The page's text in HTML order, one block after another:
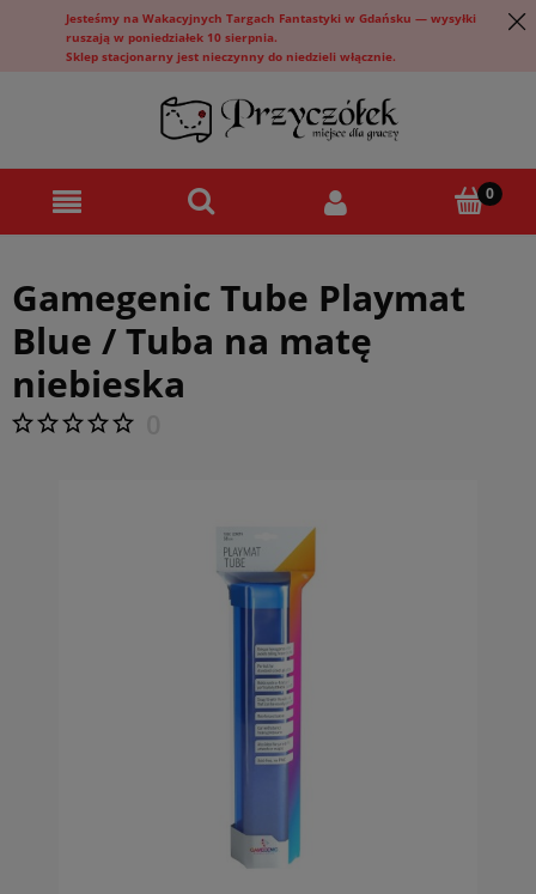
Jesteśmy na Wakacyjnych Targach Fantastyki w Gdańsku — wysyłki
ruszają w poniedziałek 10 sierpnia.
Sklep stacjonarny jest nieczynny do niedzieli włącznie.
Gamegenic Tube Playmat
Blue / Tuba na matę
niebieska